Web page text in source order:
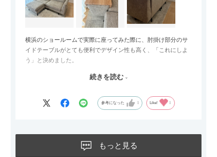
横浜のショールームで実際に座ってみた際に、肘掛け部分のサ
イドテーブルがとても便利でデザイン性も高く、「これにしよ
う」と決めました。
サイズは2.5人掛けですが、幅184cmとコンパクトなので圧迫感
グとのバランスもぴったりで、リビング全体がすっきり見えま
ないのもお気に入りのポイントです。さらに、わが家はソファ
の後ろ側を通ることも多い間取りなので、背面まできれいに仕
続きを読む
参考になった Like!
もっと見る